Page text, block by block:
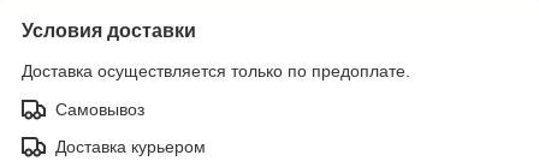
Условия доставки
Доставка осуществляется только по предоплате.
Самовывоз
Доставка курьером